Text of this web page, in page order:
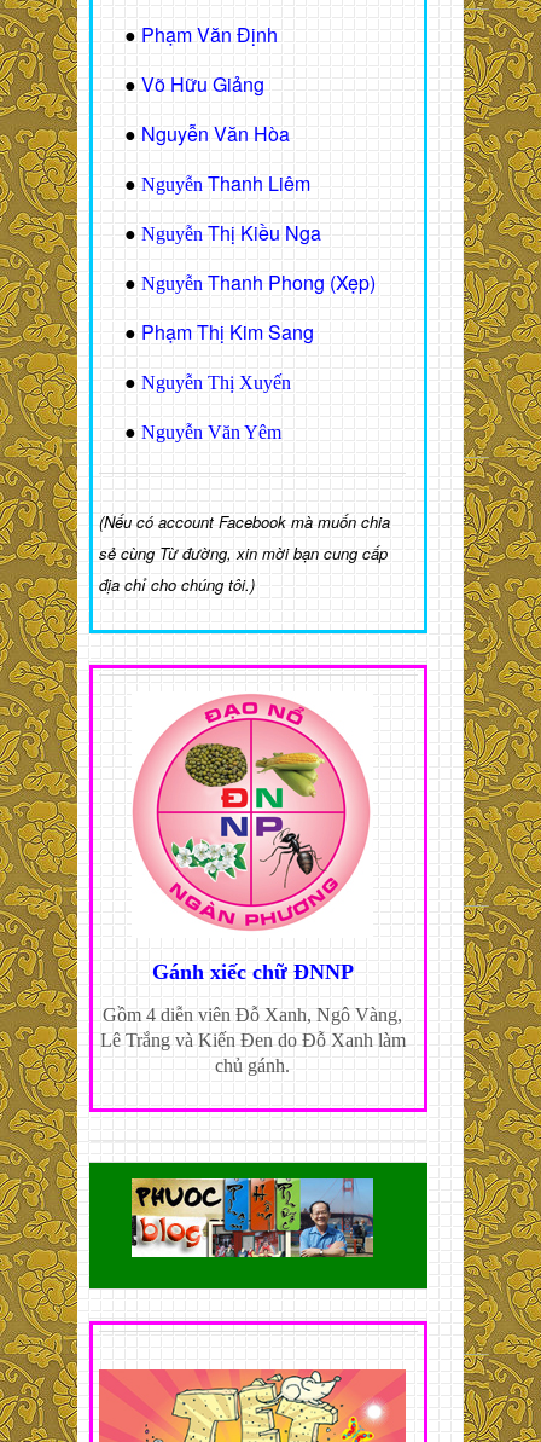
● Phạm Văn Định
● Võ Hữu Giảng
● Nguyễn Văn Hòa
● Nguyễn Thanh Liêm
● Nguyễn Thị Kiều Nga
● Nguyễn Thanh Phong (Xẹp)
● Phạm Thị Kim Sang
● Nguyễn Thị Xuyến
● Nguyễn Văn Yêm
(Nếu có account Facebook mà muốn chia
sẻ cùng Từ đường, xin mời bạn cung cấp
địa chỉ cho chúng tôi.)
Gánh xiếc chữ ĐNNP
Gồm 4 diễn viên Đỗ Xanh, Ngô Vàng,
Lê Trắng và Kiến Đen do Đỗ Xanh làm
chủ gánh.